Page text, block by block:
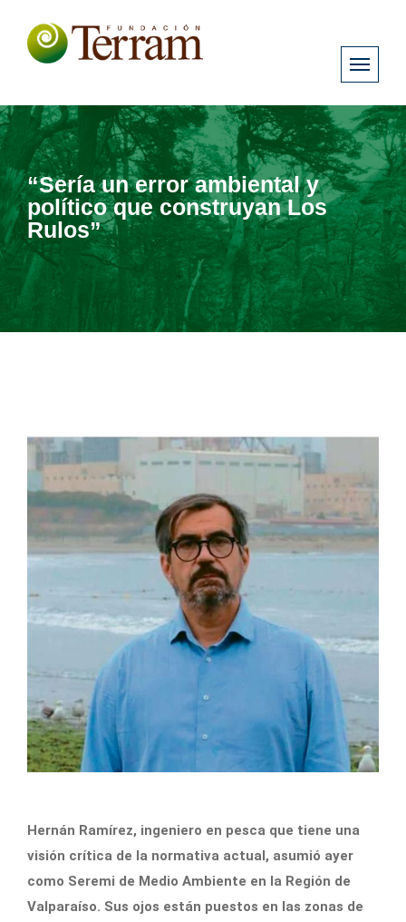
“Sería un error ambiental y
político que construyan Los
Rulos”
Hernán Ramírez, ingeniero en pesca que tiene una
visión crítica de la normativa actual, asumió ayer
como Seremi de Medio Ambiente en la Región de
Valparaíso. Sus ojos están puestos en las zonas de